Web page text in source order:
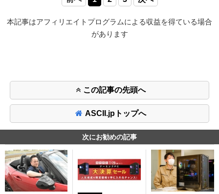
本記事はアフィリエイトプログラムによる収益を得ている場合
があります
この記事の先頭へ
ASCII.jpトップへ
次にお勧めの記事